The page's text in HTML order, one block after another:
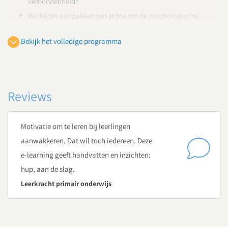
Welke zes aanpakken pas je toe om de psychologische
Praktische tools en handvatten om je leerlingen te motiveren
Bekijk het volledige programma
Reviews
Motivatie om te leren bij leerlingen
aanwakkeren. Dat wil toch iedereen. Deze
e-learning geeft handvatten en inzichten:
hup, aan de slag.
Leerkracht primair onderwijs